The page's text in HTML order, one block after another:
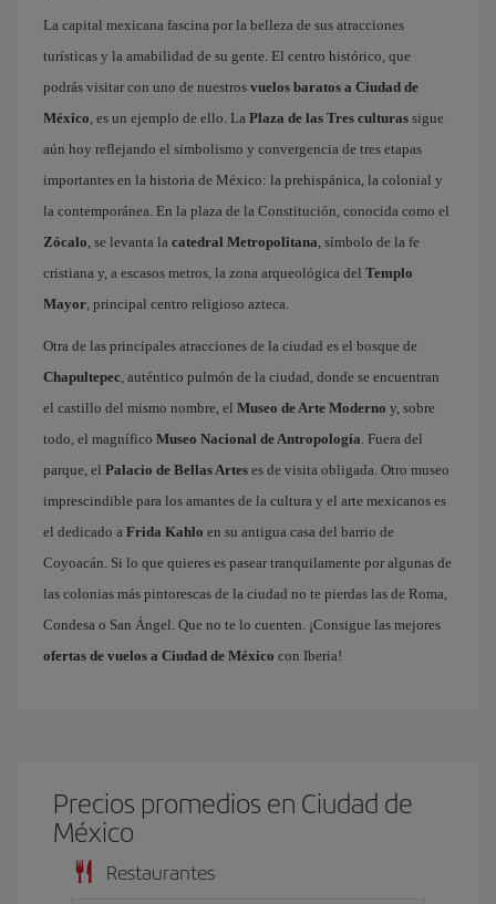
La capital mexicana fascina por la belleza de sus atracciones
turísticas y la amabilidad de su gente. El centro histórico, que
podrás visitar con uno de nuestros vuelos baratos a Ciudad de
México, es un ejemplo de ello. La Plaza de las Tres culturas sigue
aún hoy reflejando el simbolismo y convergencia de tres etapas
importantes en la historia de México: la prehispánica, la colonial y
la contemporánea. En la plaza de la Constitución, conocida como el
Zócalo, se levanta la catedral Metropolitana, símbolo de la fe
cristiana y, a escasos metros, la zona arqueológica del Templo
Mayor, principal centro religioso azteca.
Otra de las principales atracciones de la ciudad es el bosque de
Chapultepec, auténtico pulmón de la ciudad, donde se encuentran
el castillo del mismo nombre, el Museo de Arte Moderno y, sobre
todo, el magnífico Museo Nacional de Antropología. Fuera del
parque, el Palacio de Bellas Artes es de visita obligada. Otro museo
imprescindible para los amantes de la cultura y el arte mexicanos es
el dedicado a Frida Kahlo en su antigua casa del barrio de
Coyoacán. Si lo que quieres es pasear tranquilamente por algunas de
las colonias más pintorescas de la ciudad no te pierdas las de Roma,
Condesa o San Ángel. Que no te lo cuenten. ¡Consigue las mejores
ofertas de vuelos a Ciudad de México con Iberia!
Precios promedios en Ciudad de
México
Restaurantes